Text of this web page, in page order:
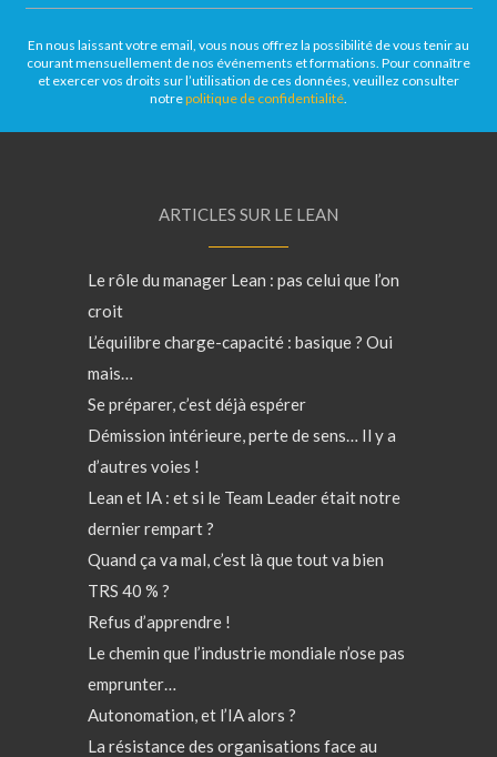
En nous laissant votre email, vous nous offrez la possibilité de vous tenir au
courant mensuellement de nos événements et formations. Pour connaître
et exercer vos droits sur l’utilisation de ces données, veuillez consulter
notrepolitique de confidentialité
ARTICLES SUR LE LEAN
Le rôle du manager Lean : pas celui que l’on
croit
L’équilibre charge-capacité : basique ? Oui
mais…
Se préparer, c’est déjà espérer
Démission intérieure, perte de sens… Il y a
d’autres voies !
Lean et IA : et si le Team Leader était notre
dernier rempart ?
Quand ça va mal, c’est là que tout va bien
TRS 40 % ?
Refus d’apprendre !
Le chemin que l’industrie mondiale n’ose pas
emprunter…
Autonomation, et l’IA alors ?
La résistance des organisations face au